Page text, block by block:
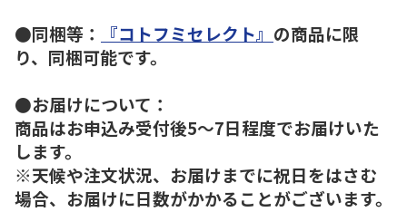
●同梱等：
『コトフミセレクト』 の商品に限
り、同梱可能です。
●お届けについて：
商品はお申込み受付後5～7日程度でお届けいた
します。
※天候や注文状況、お届けまでに祝日をはさむ
場合、お届けに日数がかかることがございます。